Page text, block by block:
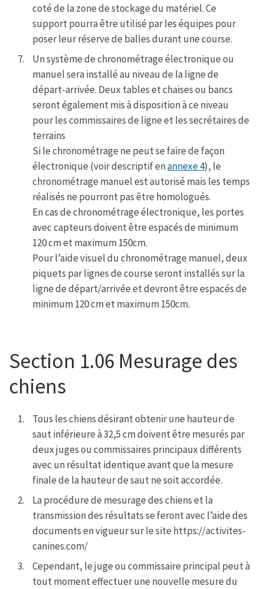
coté de la zone de stockage du matériel. Ce
support pourra être utilisé par les équipes pour
poser leur réserve de balles durant une course.
Un système de chronométrage électronique ou
manuel sera installé au niveau de la ligne de
départ-arrivée. Deux tables et chaises ou bancs
seront également mis à disposition à ce niveau
pour les commissaires de ligne et les secrétaires de
terrains
Si le chronométrage ne peut se faire de façon
électronique (voir descriptif enannexe 4), le
chronométrage manuel est autorisé mais les temps
réalisés ne pourront pas être homologués.
En cas de chronométrage électronique, les portes
avec capteurs doivent être espacés de minimum
120 cm et maximum 150cm.
Pour l’aide visuel du chronométrage manuel, deux
piquets par lignes de course seront installés sur la
ligne de départ/arrivée et devront être espacés de
minimum 120 cm et maximum 150cm.
Section 1.06 Mesurage des
chiens
Tous les chiens désirant obtenir une hauteur de
saut inférieure à 32,5 cm doivent être mesurés par
deux juges ou commissaires principaux différents
avec un résultat identique avant que la mesure
finale de la hauteur de saut ne soit accordée.
La procédure de mesurage des chiens et la
transmission des résultats se feront avec l’aide des
documents en vigueur sur le site https://activites-
canines.com/
Cependant, le juge ou commissaire principal peut à
tout moment effectuer une nouvelle mesure du